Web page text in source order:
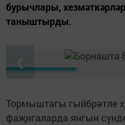
бурычлары,
таныштырды.
Тормыштагы гыйбрәтле
фаҗигаларда янгын